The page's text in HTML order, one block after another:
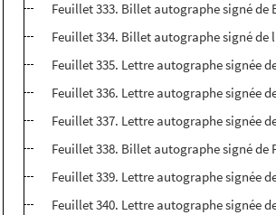
Feuillet 333. Billet autographe signé
Feuillet 334. Billet autographe signé de
Feuillet 335. Lettre autographe signée
Feuillet 336. Lettre autographe signée
Feuillet 337. Lettre autographe signée
Feuillet 338. Billet autographe signé
Feuillet 339. Lettre autographe signée
Feuillet 340. Lettre autographe signée